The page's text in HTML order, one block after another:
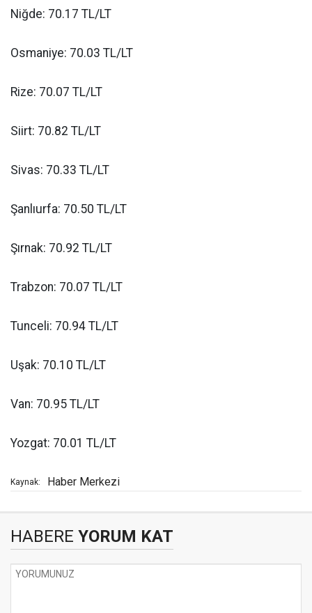
Niğde: 70.17 TL/LT
Osmaniye: 70.03 TL/LT
Rize: 70.07 TL/LT
Siirt: 70.82 TL/LT
Sivas: 70.33 TL/LT
Şanlıurfa: 70.50 TL/LT
Şırnak: 70.92 TL/LT
Trabzon: 70.07 TL/LT
Tunceli: 70.94 TL/LT
Uşak: 70.10 TL/LT
Van: 70.95 TL/LT
Yozgat: 70.01 TL/LT
Kaynak: Haber Merkezi
HABERE YORUM KAT